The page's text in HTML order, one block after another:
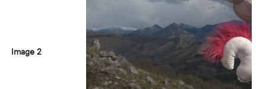
Image 2